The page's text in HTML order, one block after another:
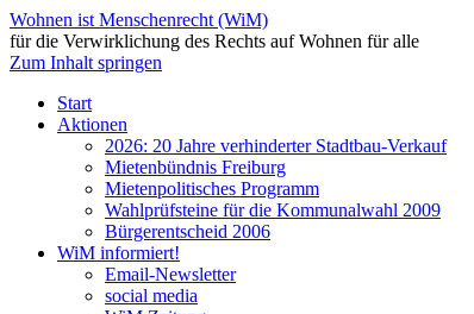
Wohnen ist Menschenrecht (WiM)
für die Verwirklichung des Rechts auf Wohnen für alle
Zum Inhalt springen
Start
Aktionen
2026: 20 Jahre verhinderter Stadtbau-Verkauf
Mietenbündnis Freiburg
Mietenpolitisches Programm
Wahlprüfsteine für die Kommunalwahl 2009
Bürgerentscheid 2006
WiM informiert!
Email-Newsletter
social media